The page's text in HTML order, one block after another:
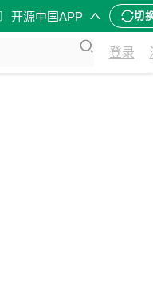
开源中国APP 切
登录